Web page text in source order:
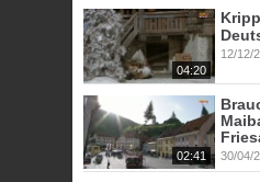
04:20
12/12/
02:41 30/04/